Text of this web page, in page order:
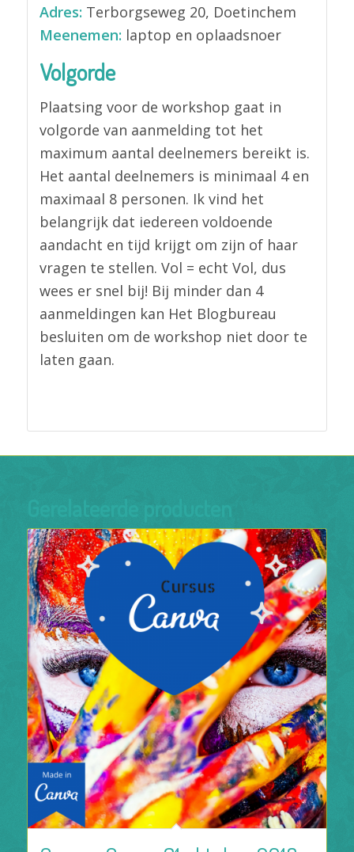
Adres: Terborgseweg 20, Doetinchem
Meenemen: laptop en oplaadsnoer
Volgorde
Plaatsing voor de workshop gaat in
volgorde van aanmelding tot het
maximum aantal deelnemers bereikt is.
Het aantal deelnemers is minimaal 4 en
maximaal 8 personen. Ik vind het
belangrijk dat iedereen voldoende
aandacht en tijd krijgt om zijn of haar
vragen te stellen. Vol = echt Vol, dus
wees er snel bij! Bij minder dan 4
aanmeldingen kan Het Blogbureau
besluiten om de workshop niet door te
laten gaan.
Gerelateerde producten